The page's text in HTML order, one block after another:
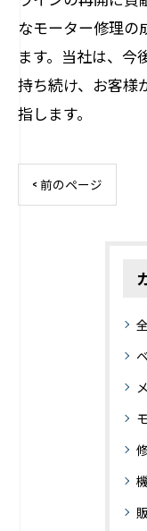
なモーター修理の
ます。当社は、今
持ち続け、お客様
指します。
< 前のページ